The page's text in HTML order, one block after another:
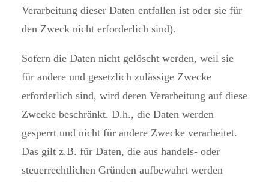
Verarbeitung dieser Daten entfallen ist oder sie für
den Zweck nicht erforderlich sind).
Sofern die Daten nicht gelöscht werden, weil sie
für andere und gesetzlich zulässige Zwecke
erforderlich sind, wird deren Verarbeitung auf diese
Zwecke beschränkt. D.h., die Daten werden
gesperrt und nicht für andere Zwecke verarbeitet.
Das gilt z.B. für Daten, die aus handels- oder
steuerrechtlichen Gründen aufbewahrt werden